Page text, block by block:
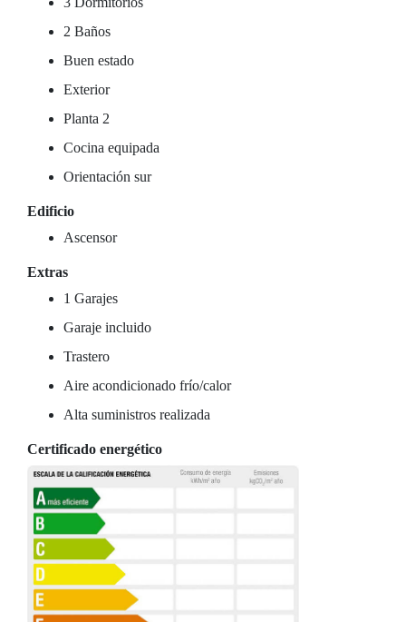
2 Baños
Buen estado
Exterior
Planta 2
Cocina equipada
Orientación sur
Edificio
Ascensor
Extras
1 Garajes
Garaje incluido
Trastero
Aire acondicionado frío/calor
Alta suministros realizada
Certificado energético